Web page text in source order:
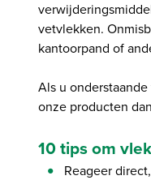
vetvlekken.
kantoorpand of
Als u
onze producten
10 tips om
Reageer